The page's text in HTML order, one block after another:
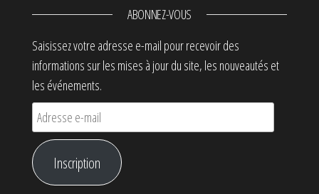
ABONNEZ-VOUS
Saisissez votre adresse e-mail pour recevoir des
informations sur les mises à jour du site, les nouveautés et
les événements.
Adresse e-mail
Inscription